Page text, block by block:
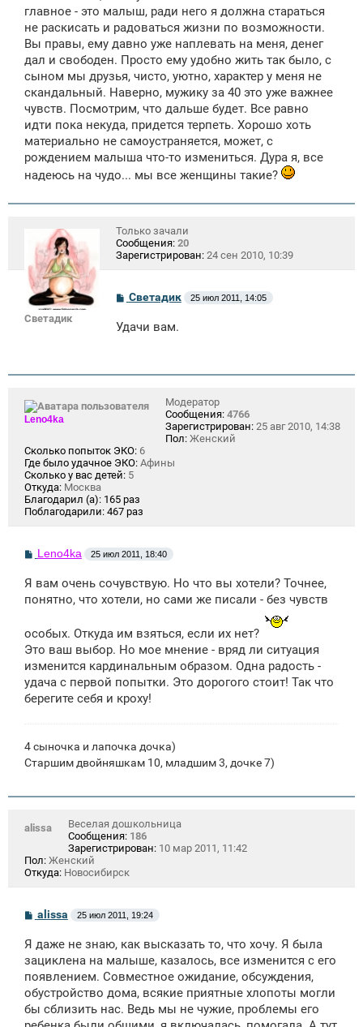
щ
н
и
главное - это малыш, ради него я должна стараться
не раскисать и радоваться жизни по возможности.
Вы правы, ему давно уже наплевать на меня, денег
дал и свободен. Просто ему удобно жить так было, с
сыном мы друзья, чисто, уютно, характер у меня не
скандальный. Наверно, мужику за 40 это уже важнее
чувств. Посмотрим, что дальше будет. Все равно
идти пока некуда, придется терпеть. Хорошо хоть
материально не самоустраняется, может, с
рождением малыша что-то измениться. Дура я, все
надеюсь на чудо... мы все женщины такие?
Светадик
Только зачали
Сообщения: 20
Зарегистрирован: 24 сен 2010, 10:39
С
б
и
Светадик 25 июл 2011, 14:05
Удачи вам.
Leno4ka
Модератор
Сообщения: 4766
Зарегистрирован: 25 авг 2010, 14:38
Пол: Женский
Сколько попыток ЭКО: 6
Где было удачное ЭКО: Афины
Сколько у вас детей: 5
Откуда: Москва
Благодарил (а): 165 раз
Поблагодарили: 467 раз
С
б
щ
и
Leno4ka 25 июл 2011, 18:40
Я вам очень сочувствую. Но что вы хотели? Точнее,
понятно, что хотели, но сами же писали - без чувств
особых. Откуда им взяться, если их нет?
Это ваш выбор. Но мое мнение - вряд ли ситуация
изменится кардинальным образом. Одна радость -
удача с первой попытки. Это дорогого стоит! Так что
берегите себя и кроху!
4 сыночка и лапочка дочка)
Старшим двойняшкам 10, младшим 3, дочке 7)
alissa
Веселая дошкольница
Сообщения: 186
Зарегистрирован: 10 мар 2011, 11:42
Пол: Женский
Откуда: Новосибирск
С
б
щ
н
и
alissa 25 июл 2011, 19:24
Я даже не знаю, как высказать то, что хочу. Я была
зациклена на малыше, казалось, все изменится с его
появлением. Совместное ожидание, обсуждения,
обустройство дома, всякие приятные хлопоты могли
бы сблизить нас. Ведь мы не чужие, проблемы его